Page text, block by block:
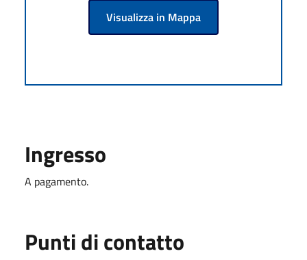
Visualizza in Mappa
Ingresso
A pagamento.
Punti di contatto